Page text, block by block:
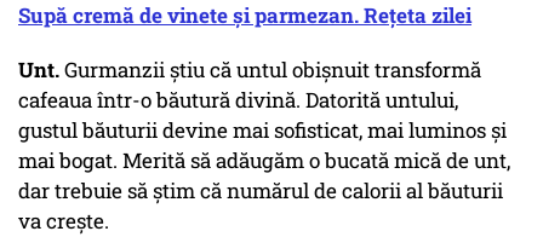
Supă cremă de vinete și parmezan. Rețeta zilei
Unt.Gurmanzii știu că untul obișnuit transformă
cafeaua într-o băutură divină. Datorită untului,
gustul băuturii devine mai sofisticat, mai luminos și
mai bogat. Merită să adăugăm o bucată mică de unt,
dar trebuie să știm că numărul de calorii al băuturii
va crește.